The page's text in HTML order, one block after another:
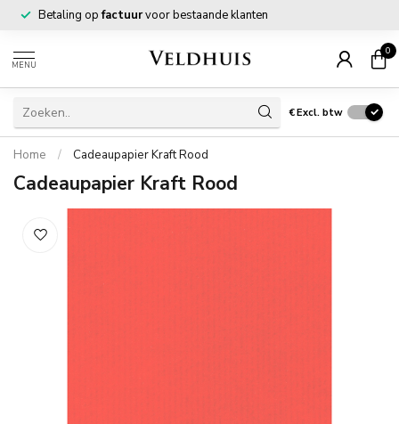
Betaling opfactuurvoor bestaande klanten
MENU
0
€Excl. btw
Home / Cadeaupapier Kraft Rood
Cadeaupapier Kraft Rood